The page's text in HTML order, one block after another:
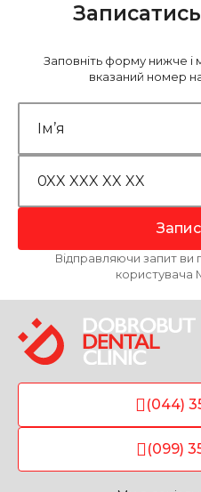
Заповніть форму нижче
вказаний номер
Відправляючи запит ви
(044)
(099)